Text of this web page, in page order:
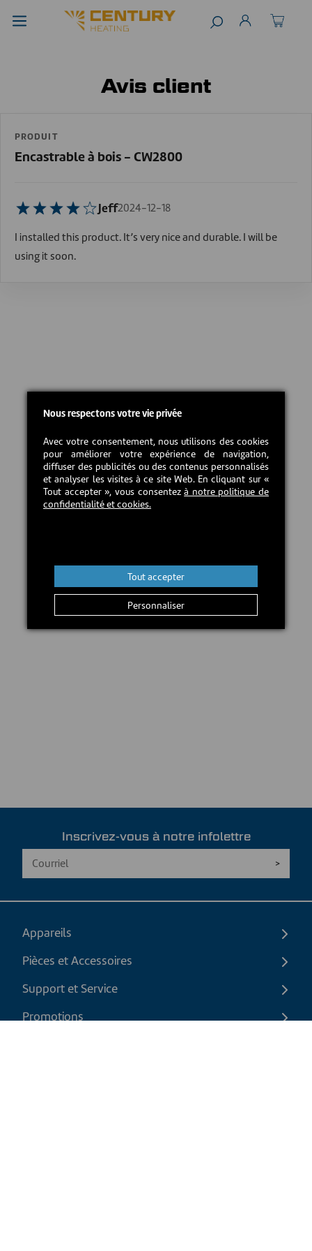
Avis client
PRODUIT
Encastrable à bois - CW2800
Jeff2024-12-18
I installed this product. It’s very nice and durable. I will be
using it soon.
Inscrivez-vous à notre infolettre
Appareils
Pièces et Accessoires
Support et Service
Promotions
Nous respectons votre vie privée
Avec votre consentement, nous utilisons des cookies
pour améliorer votre expérience de navigation,
diffuser des publicités ou des contenus personnalisés
et analyser les visites à ce site Web. En cliquant sur «
Tout accepter », vous consentezà notre politique de
confidentialité et cookies.
Personnaliser
Tout accepter